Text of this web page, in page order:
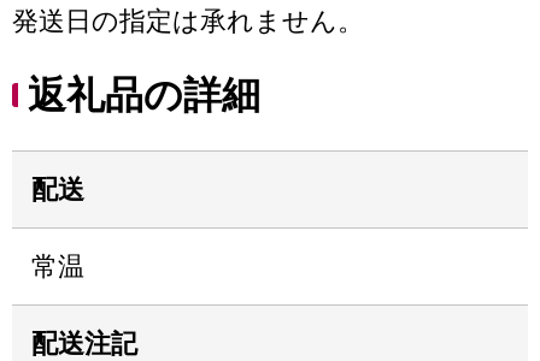
発送日の指定は承れません。
返礼品の詳細
配送
常温
配送注記